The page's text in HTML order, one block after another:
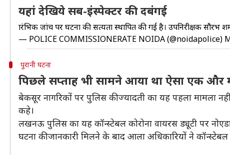
यहां देखिये सब-इंस्पेक्टर की दबंगई
प्रारंभिक जांच पर घटना की सत्यता स्थापित की गई है। उपनिरीक्षक सौरभ
— POLICE COMMISSIONERATE NOIDA (@noidapolice)
पुरानी घटना
पिछले सप्ताह भी सामने आया था ऐसा एक और
बेकसूर नागरिकों पर पुलिस की ज्यादती का यह पहला मामला
कहे।
लखनऊ पुलिस का यह कॉन्स्टेबल कोरोना वायरस ड्यूटी पर
घटना की जानकारी मिलने के बाद आला अधिकारियों ने